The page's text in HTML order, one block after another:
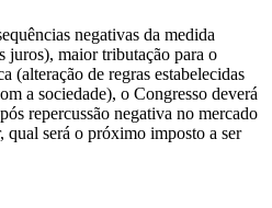
negativas da medida
juros), maior tributação para o
(alteração de regras estabelecidas
a sociedade), o Congresso deverá
repercussão negativa no mercado
qual será o próximo imposto a ser